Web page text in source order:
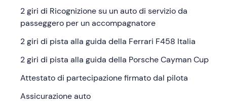
punto di ritrovo al
Circuito Internazionale "Il
Sagittario" di Latina (LT)
accompagnerà in questa esperienza, ti accoglierò nella
"scuderia"!
Inizieremo con2 giri di ricognizione su un auto di
servizio da passeggero
per prendere confidenza con il
circuito seguiti da
2 giri di ricognizione su un auto di
servizio da passeggero per un accompagnatore
2 giri di Ricognizione su un auto di servizio da
passeggero per un accompagnatore
2 giri di pista alla guida della Ferrari F458 Italia
2 giri di pista alla guida della Porsche Cayman Cup
Attestato di partecipazione firmato dal pilota
Assicurazione auto